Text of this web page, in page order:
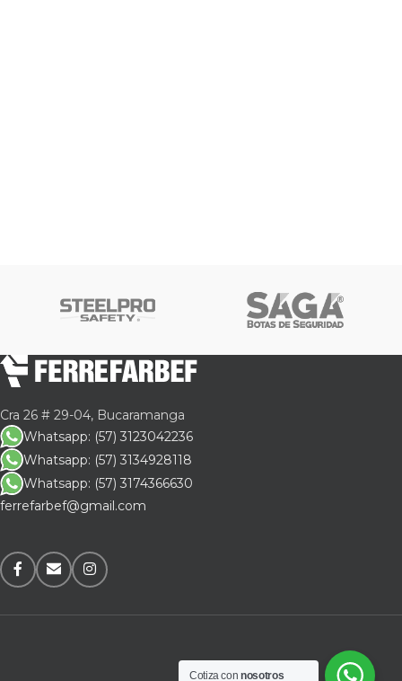
Cra 26 # 29-04, Bucaramanga
Whatsapp: (57) 3123042236
Whatsapp: (57) 3134928118
Whatsapp: (57) 3174366630
ferrefarbef@gmail.com
Cotiza connosotros